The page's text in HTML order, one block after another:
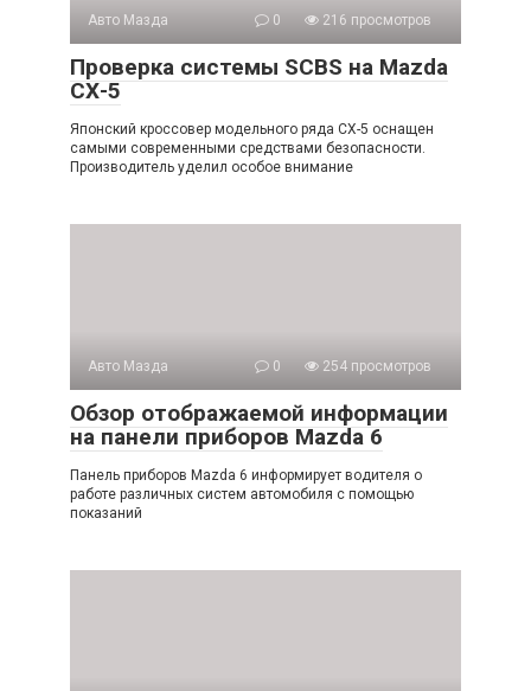
Авто Мазда 0 216 просмотров
Проверка системы SCBS на Mazda
СХ-5
Японский кроссовер модельного ряда CX-5 оснащен
самыми современными средствами безопасности.
Производитель уделил особое внимание
Авто Мазда 0 254 просмотров
Обзор отображаемой информации
на панели приборов Mazda 6
Панель приборов Mazda 6 информирует водителя о
работе различных систем автомобиля с помощью
показаний